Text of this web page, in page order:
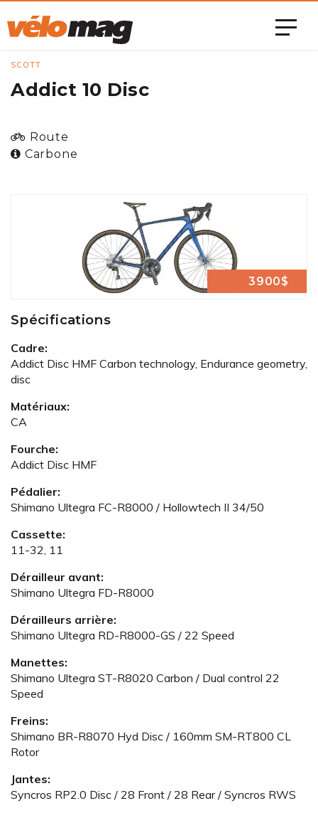
SCOTT
Addict 10 Disc
Route
Carbone
3900$
Spécifications
Cadre:
Addict Disc HMF Carbon technology, Endurance geometry,
disc
Matériaux:
CA
Fourche:
Addict Disc HMF
Pédalier:
Shimano Ultegra FC-R8000 / Hollowtech II 34/50
Cassette:
11-32, 11
Dérailleur avant:
Shimano Ultegra FD-R8000
Dérailleurs arrière:
Shimano Ultegra RD-R8000-GS / 22 Speed
Manettes:
Shimano Ultegra ST-R8020 Carbon / Dual control 22
Speed
Freins:
Shimano BR-R8070 Hyd Disc / 160mm SM-RT800 CL
Rotor
Jantes:
Syncros RP2.0 Disc / 28 Front / 28 Rear / Syncros RWS